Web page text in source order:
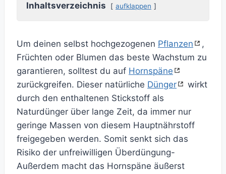
Inhaltsverzeichnis aufklappen
Um deinen selbst hochgezogenen Pflanzen
,
Früchten oder Blumen das beste Wachstum zu
garantieren, solltest du auf Hornspäne
zurückgreifen. Dieser natürliche Dünger
wirkt
durch den enthaltenen Stickstoff als
Naturdünger über lange Zeit, da immer nur
geringe Massen von diesem Hauptnährstoff
freigegeben werden. Somit senkt sich das
Risiko der unfreiwilligen Überdüngung-
Außerdem macht das Hornspäne äußerst